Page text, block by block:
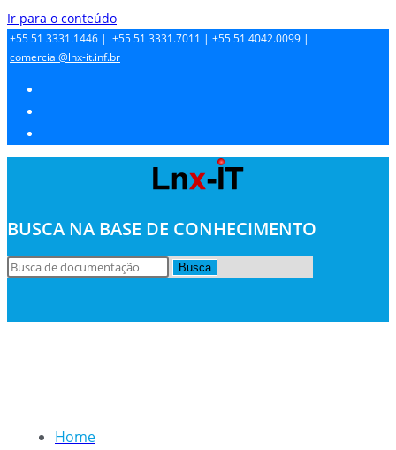
Ir para o conteúdo
+55 51 3331.1446 | +55 51 3331.7011 | +55 51 4042.0099 |
comercial@lnx-it.inf.br
BUSCA NA BASE DE CONHECIMENTO
Busca
Home